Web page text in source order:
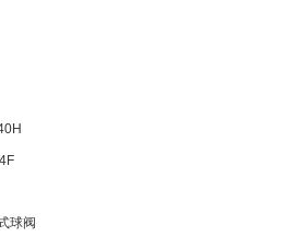
球阀